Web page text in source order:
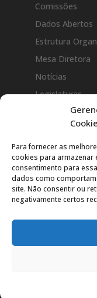
Para fornecer as
cookies para
consentimento para
dados como
site. Não consentir ou
negativamente certos
Comissões
Dados Abertos
Estrutura
Mesa Diretora
Notícias
Legislaturas
Perguntas
Vereadores
Legislação
Atos da
Constituição
Constituição